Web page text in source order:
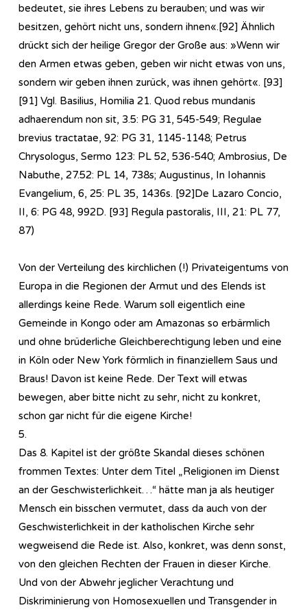
bedeutet, sie ihres Lebens zu berauben; und was wir
besitzen, gehört nicht uns, sondern ihnen«.[92] Ähnlich
drückt sich der heilige Gregor der Große aus: »Wenn wir
den Armen etwas geben, geben wir nicht etwas von uns,
sondern wir geben ihnen zurück, was ihnen gehört«. [93]
[91] Vgl. Basilius, Homilia 21. Quod rebus mundanis
adhaerendum non sit, 3.5: PG 31, 545-549; Regulae
brevius tractatae, 92: PG 31, 1145-1148; Petrus
Chrysologus, Sermo 123: PL 52, 536-540; Ambrosius, De
Nabuthe, 27.52: PL 14, 738s; Augustinus, In Iohannis
Evangelium, 6, 25: PL 35, 1436s. [92]De Lazaro Concio,
II, 6: PG 48, 992D. [93] Regula pastoralis, III, 21: PL 77,
87)
Von der Verteilung des kirchlichen (!) Privateigentums von
Europa in die Regionen der Armut und des Elends ist
allerdings keine Rede. Warum soll eigentlich eine
Gemeinde in Kongo oder am Amazonas so erbärmlich
und ohne brüderliche Gleichberechtigung leben und eine
in Köln oder New York förmlich in finanziellem Saus und
Braus! Davon ist keine Rede. Der Text will etwas
bewegen, aber bitte nicht zu sehr, nicht zu konkret,
schon gar nicht für die eigene Kirche!
5.
Das 8. Kapitel ist der größte Skandal dieses schönen
frommen Textes: Unter dem Titel „Religionen im Dienst
an der Geschwisterlichkeit…“ hätte man ja als heutiger
Mensch ein bisschen vermutet, dass da auch von der
Geschwisterlichkeit in der katholischen Kirche sehr
wegweisend die Rede ist. Also, konkret, was denn sonst,
von den gleichen Rechten der Frauen in dieser Kirche.
Und von der Abwehr jeglicher Verachtung und
Diskriminierung von Homosexuellen und Transgender in